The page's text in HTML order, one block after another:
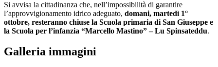
Si avvisa la cittadinanza che, nell’impossibilità di garantire
l’approvvigionamento idrico adeguato, domani, martedì 1°
ottobre, resteranno chiuse la Scuola primaria di San Giuseppe e
la Scuola per l’infanzia “Marcello Mastino” – Lu Spinsateddu.
Galleria immagini